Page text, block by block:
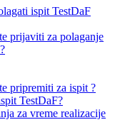
ispit TestDaF
prijaviti za polaganje
pripremiti za ispit ?
TestDaF?
za vreme realizacije